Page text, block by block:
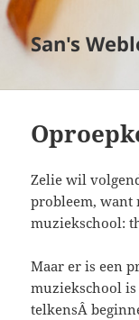
San's
Zelie wil
probleem, want
muziekschool:
Maar er is een
muziekschool
telkensÂ